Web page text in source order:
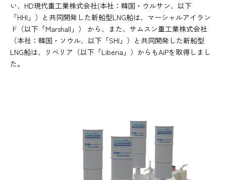
い、HD現代重工業株式会社(本社：韓国・ウルサン、以下
「HHI」）と共同開発した新船型LNG船は、マーシャルアイラン
ド（以下「Marshall」） から、また、サムスン重工業株式会社
（本社：韓国・ソウル、以下「SHI」）と共同開発した新船型
LNG船は、リベリア（以下「Liberia」）からもAiPを取得しまし
た。